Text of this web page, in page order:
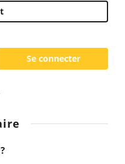
Se connecter